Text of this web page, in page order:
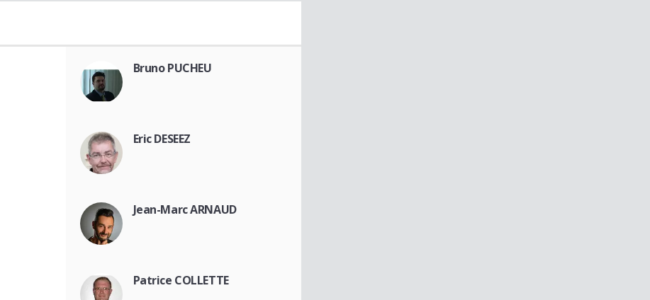
Bruno PUCHEU
Eric DESEEZ
Jean-Marc ARNAUD
Patrice COLLETTE